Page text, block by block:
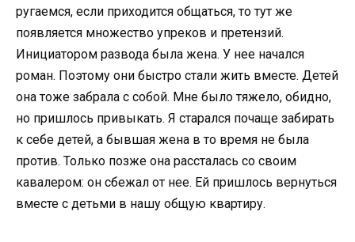
ругаемся, если приходится общаться, то тут же
появляется множество упреков и претензий.
Инициатором развода была жена. У нее начался
роман. Поэтому они быстро стали жить вместе. Детей
она тоже забрала с собой. Мне было тяжело, обидно,
но пришлось привыкать. Я старался почаще забирать
к себе детей, а бывшая жена в то время не была
против. Только позже она рассталась со своим
кавалером: он сбежал от нее. Ей пришлось вернуться
вместе с детьми в нашу общую квартиру.